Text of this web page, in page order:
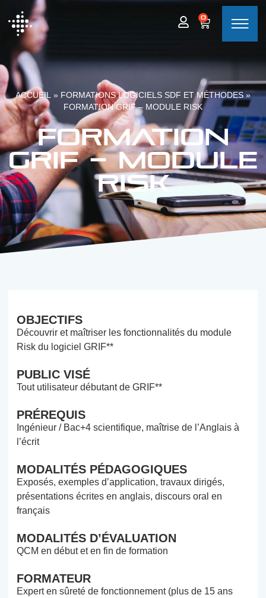
0
ACCUEIL » FORMATIONS LOGICIELS SDF ET MÉTHODES»
FORMATION GRIF – MODULE RISK
Formation
GRIF – Module
Risk
OBJECTIFS
Découvrir et maîtriser les fonctionnalités du module
Risk du logiciel GRIF**
PUBLIC VISÉ
Tout utilisateur débutant de GRIF**
PRÉREQUIS
Ingénieur / Bac+4 scientifique, maîtrise de l’Anglais à
l’écrit
MODALITÉS PÉDAGOGIQUES
Exposés, exemples d’application, travaux dirigés,
présentations écrites en anglais, discours oral en
français
MODALITÉS D’ÉVALUATION
QCM en début et en fin de formation
FORMATEUR
Expert en sûreté de fonctionnement (plus de 15 ans